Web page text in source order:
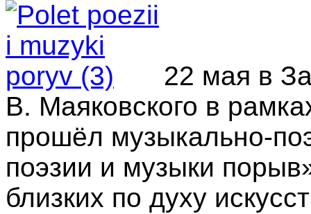
22 мая в
В. Маяковского в
прошёл музыкально‑
поэзии и музыки
близких по духу